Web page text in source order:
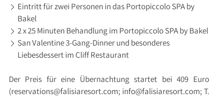
Eintritt für zwei Personen in das Portopiccolo SPA by
Bakel
2 x 25 Minuten Behandlung im Portopiccolo SPA by Bakel
San Valentine 3-Gang-Dinner und besonderes
Liebesdessert im Cliff Restaurant
Der Preis für eine Übernachtung startet bei 409 Euro
(reservations@falisiaresort.com; info@falisiaresort.com; T.